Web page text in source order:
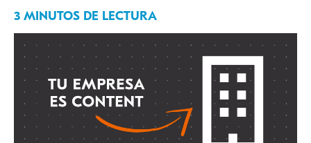
3 MINUTOS DE LECTURA